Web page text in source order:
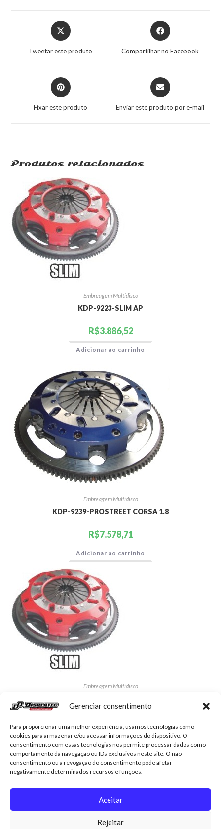
Gerenciar consentimento
Para proporcionar uma melhor experiência, usamos tecnologias como
cookies para armazenar e/ou acessar informações do dispositivo. O
consentimento com essas tecnologias nos permite processar dados como
comportamento da navegação ou IDs exclusivos neste site. O não
consentimento ou a revogação do consentimento pode afetar
negativamente determinados recursos e funções.
Aceitar
Rejeitar
Tweetar este produto Compartilhar no Facebook
Fixar este produto Enviar este produto por e-mail
Produtos relacionados
Embreagem Multidisco
KDP-9223-SLIM AP
R$3.886,52
Adicionar ao carrinho
Embreagem Multidisco
KDP-9239-PROSTREET CORSA 1.8
R$7.578,71
Adicionar ao carrinho
Embreagem Multidisco
Adicionar ao carrinho
Minha conta